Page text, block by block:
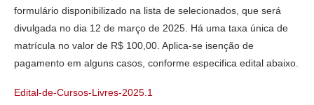
formulário disponibilizado na lista de selecionados, que será
divulgada no dia 12 de março de 2025. Há uma taxa única de
matrícula no valor de R$ 100,00. Aplica-se isenção de
pagamento em alguns casos, conforme especifica edital abaixo.
Edital-de-Cursos-Livres-2025.1